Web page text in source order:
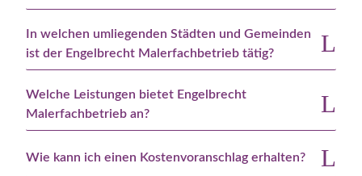
In welchen umliegenden Städten und Gemeinden
ist der Engelbrecht Malerfachbetrieb tätig?
Welche Leistungen bietet Engelbrecht
Malerfachbetrieb an?
Wie kann ich einen Kostenvoranschlag erhalten?